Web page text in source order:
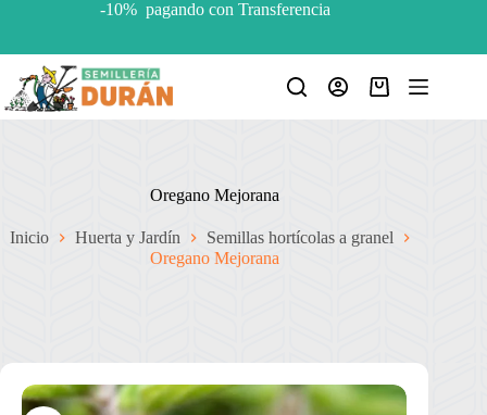
-10% pagando con Transferencia
Carro
Oregano Mejorana
Inicio Huerta y Jardín
Semillas hortícolas a granel
Oregano Mejorana